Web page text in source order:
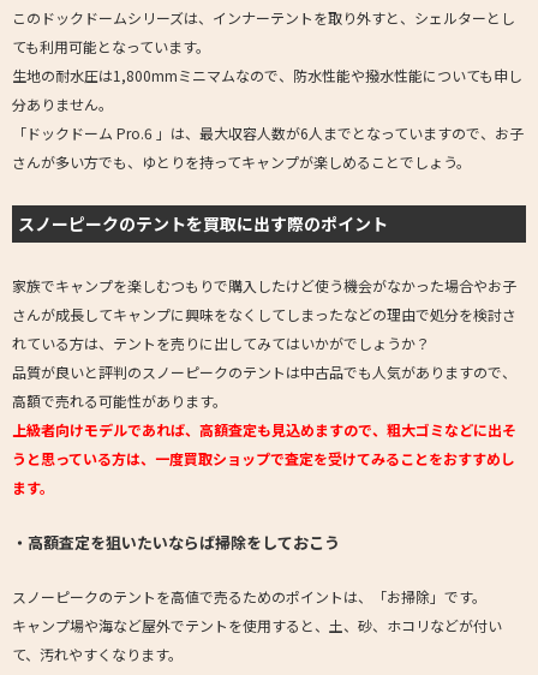
このドックドームシリーズは、インナーテントを取り外すと、シェルターとし
ても利用可能となっています。
生地の耐水圧は1,800mmミニマムなので、防水性能や撥水性能についても申し
分ありません。
「ドックドーム Pro.6 」は、最大収容人数が6人までとなっていますので、お子
さんが多い方でも、ゆとりを持ってキャンプが楽しめることでしょう。
スノーピークのテントを買取に出す際のポイント
家族でキャンプを楽しむつもりで購入したけど使う機会がなかった場合やお子
さんが成長してキャンプに興味をなくしてしまったなどの理由で処分を検討さ
れている方は、テントを売りに出してみてはいかがでしょうか？
品質が良いと評判のスノーピークのテントは中古品でも人気がありますので、
高額で売れる可能性があります。
上級者向けモデルであれば、高額査定も見込めますので、粗大ゴミなどに出そ
うと思っている方は、一度買取ショップで査定を受けてみることをおすすめし
ます。
・高額査定を狙いたいならば掃除をしておこう
スノーピークのテントを高値で売るためのポイントは、「お掃除」です。
キャンプ場や海など屋外でテントを使用すると、土、砂、ホコリなどが付い
て、汚れやすくなります。